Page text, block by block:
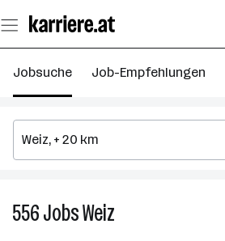
Seiteninhalt
springen
Jobsuche Job-Empfehlungen
556JobsWeiz